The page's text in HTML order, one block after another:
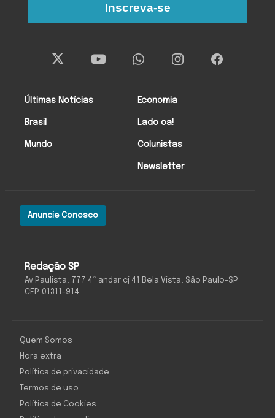
Redação SP
Av Paulista, 777 4º andar cj 41 Bela Vista, São Paulo-SP
CEP: 01311-914
Anuncie Conosco
Últimas Notícias
Brasil
Mundo
Economia
Lado oa!
Colunistas
Newsletter
Inscreva-se
Quem Somos
Hora extra
Política de privacidade
Termos de uso
Política de Cookies